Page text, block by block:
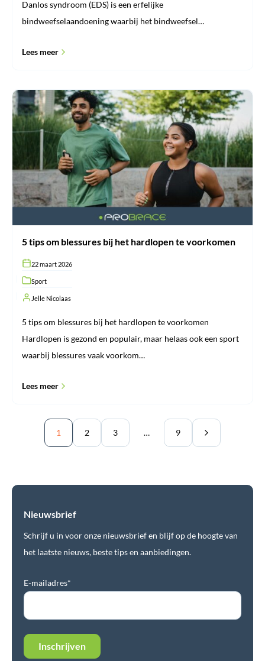
Danlos syndroom (EDS) is een erfelijke
bindweefselaandoening waarbij het bindweefsel…
Lees meer
5
tips
om
blessures
hardlopen
te
voorkomen
5 tips om blessures bij het hardlopen te voorkomen
22 maart 2026
Sport
Jelle Nicolaas
5 tips om blessures bij het hardlopen te voorkomen
Hardlopen is gezond en populair, maar helaas ook een sport
waarbij blessures vaak voorkom…
Lees meer
1 2 3 … 9
Nieuwsbrief
Schrijf u in voor onze nieuwsbrief en blijf op de hoogte van
het laatste nieuws, beste tips en aanbiedingen.
E-mailadres*